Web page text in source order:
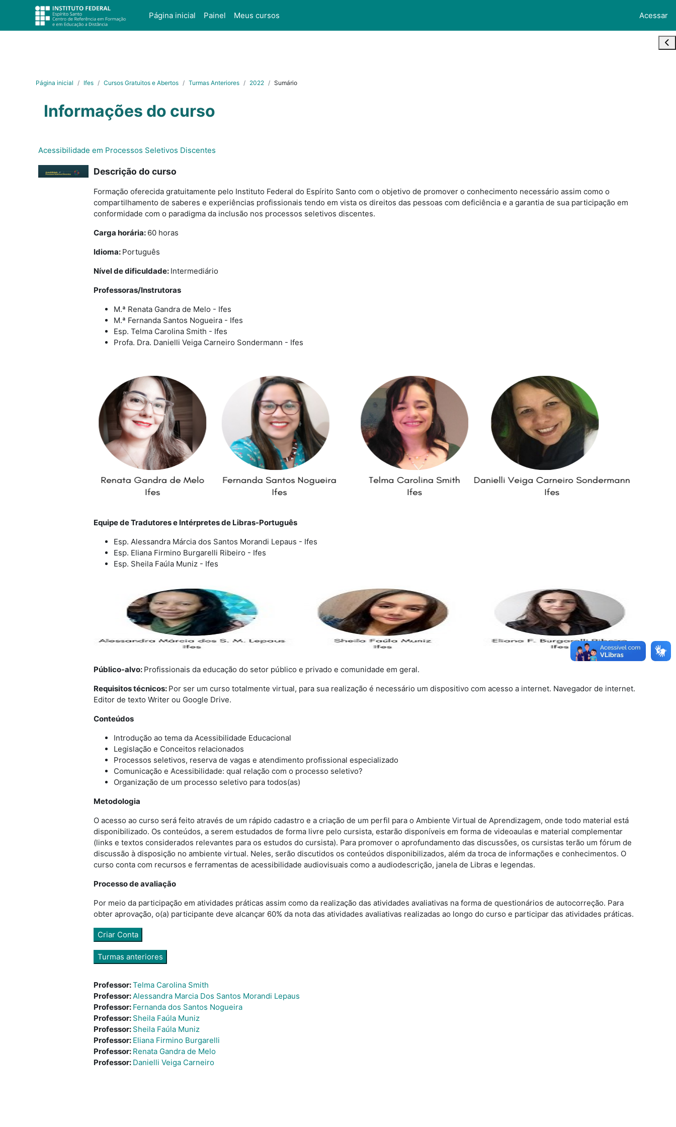
Ir para o conteúdo principal
Página inicial
Painel Meus cursos Acessar
Página inicial Ifes Cursos Gratuitos e Abertos Turmas Anteriores 2022 Sumário
Informações do curso
Acessibilidade em Processos Seletivos Discentes
Descrição do curso
Formação oferecida gratuitamente pelo Instituto Federal do Espírito Santo com o objetivo de promover o conhecimento necessário assim como o
compartilhamento de saberes e experiências profissionais tendo em vista os direitos das pessoas com deficiência e a garantia de sua participação em
conformidade com o paradigma da inclusão nos processos seletivos discentes.
Carga horária: 60 horas
Idioma: Português
Nível de dificuldade: Intermediário
Professoras/Instrutoras
M.ª Renata Gandra de Melo - Ifes
M.ª Fernanda Santos Nogueira - Ifes
Esp. Telma Carolina Smith - Ifes
Profa. Dra. Danielli Veiga Carneiro Sondermann - Ifes
Equipe de Tradutores e Intérpretes de Libras-Português
Esp. Alessandra Márcia dos Santos Morandi Lepaus - Ifes
Esp. Eliana Firmino Burgarelli Ribeiro - Ifes
Esp. Sheila Faúla Muniz - Ifes
Público-alvo: Profissionais da educação do setor público e privado e comunidade em geral.
Requisitos técnicos: Por ser um curso totalmente virtual, para sua realização é necessário um dispositivo com acesso a internet. Navegador de internet.
Editor de texto Writer ou Google Drive.
Conteúdos
Introdução ao tema da Acessibilidade Educacional
Legislação e Conceitos relacionados
Processos seletivos, reserva de vagas e atendimento profissional especializado
Comunicação e Acessibilidade: qual relação com o processo seletivo?
Organização de um processo seletivo para todos(as)
Metodologia
O acesso ao curso será feito através de um rápido cadastro e a criação de um perfil para o Ambiente Virtual de Aprendizagem, onde todo material está
disponibilizado. Os conteúdos, a serem estudados de forma livre pelo cursista, estarão disponíveis em forma de videoaulas e material complementar
(links e textos considerados relevantes para os estudos do cursista). Para promover o aprofundamento das discussões, os cursistas terão um fórum de
discussão à disposição no ambiente virtual. Neles, serão discutidos os conteúdos disponibilizados, além da troca de informações e conhecimentos. O
curso conta com recursos e ferramentas de acessibilidade audiovisuais como a audiodescrição, janela de Libras e legendas.
Processo de avaliação
Por meio da participação em atividades práticas assim como da realização das atividades avaliativas na forma de questionários de autocorreção. Para
obter aprovação, o(a) participante deve alcançar 60% da nota das atividades avaliativas realizadas ao longo do curso e participar das atividades práticas.
Criar Conta
Turmas anteriores
Professor:Telma Carolina Smith
Professor:Alessandra Marcia Dos Santos Morandi Lepaus
Professor: Fernanda dos Santos Nogueira
Professor: Sheila Faúla Muniz
Professor: Sheila Faúla Muniz
Professor: Eliana Firmino Burgarelli
Professor: Renata Gandra de Melo
Professor: Danielli Veiga Carneiro